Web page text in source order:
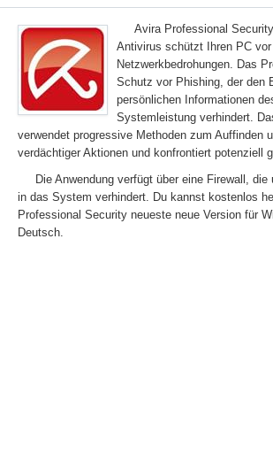
Avira Professional
Antivirus schützt Ihren PC vor
Netzwerkbedrohungen. Das
Schutz vor Phishing, der den
persönlichen Informationen
Systemleistung verhindert.
verwendet progressive Methoden zum Auffinden
verdächtiger Aktionen und konfrontiert potenziell
Die Anwendung verfügt über eine Firewall,
in das System verhindert. Du kannst kostenlos
Professional Security neueste neue Version für
Deutsch.